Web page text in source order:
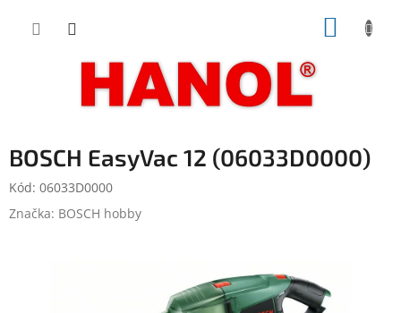
BOSCH EasyVac 12 (06033D0000)
Kód: 06033D0000
Značka: BOSCH hobby